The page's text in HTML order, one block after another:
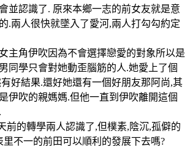
並認識了. 原來本鄉一志的前女友就是意
.兩人很快就墜入了愛河,兩人打勾勾約定
角伊吹因為不會選擇戀愛的對象所以是
同學只會對她動歪腦筋的人.她愛上了個
好結果.還好她還有一個好朋友那阿尚,其
伊吹的親媽媽.但他一直到伊吹離開這個
的轉學兩人認識了,但樸素,陰沉,孤僻的
里不一的前田可以順利的發展下去嗎?